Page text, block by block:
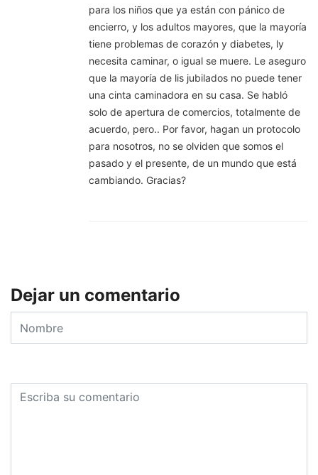
para los niños que ya están con pánico de
encierro, y los adultos mayores, que la mayoría
tiene problemas de corazón y diabetes, ly
necesita caminar, o igual se muere. Le aseguro
que la mayoría de lis jubilados no puede tener
una cinta caminadora en su casa. Se habló
solo de apertura de comercios, totalmente de
acuerdo, pero.. Por favor, hagan un protocolo
para nosotros, no se olviden que somos el
pasado y el presente, de un mundo que está
cambiando. Gracias?
Dejar un comentario